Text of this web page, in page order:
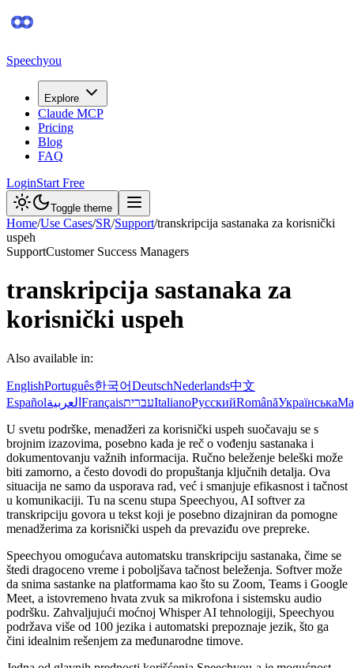
Speechyou
Explore
Claude MCP
Pricing
Blog
FAQ
LoginStart Free
Toggle theme
Home/Use Cases/SR/Support/transkripcija sastanaka za korisnički
uspeh
SupportCustomer Success Managers
transkripcija sastanaka za
korisnički uspeh
Also available in:
EnglishPortuguês한국어DeutschNederlands中文
Españolالعربية FrançaisעבריתItalianoРусскийRomânăУкраїнська
U svetu podrške, menadžeri za korisnički uspeh suočavaju se s
brojnim izazovima, posebno kada je reč o vođenju sastanaka i
dokumentovanju važnih informacija. Ručno beleženje beleški može
biti zamorno, a često dovodi do propuštanja ključnih detalja. Ova
situacija ne samo da usporava rad, već i smanjuje efikasnost i tačnost
u komunikaciji. Tu na scenu stupa Speechyou, AI softver za
transkripciju govora u tekst koji je posebno dizajniran da pomogne
menadžerima za korisnički uspeh da prevaziđu ove prepreke.
Speechyou omogućava automatsku transkripciju sastanaka, čime se
štedi dragoceno vreme i poboljšava tačnost beleženja. Softver može
da snima sastanke na platformama kao što su Zoom, Teams i Google
Meet, a istovremeno hvata zvuk sa mikrofona i sistemsku audio
podršku. Zahvaljujući moćnoj Whisper AI tehnologiji, Speechyou
podržava više od 100 jezika i automatski prepoznaje jezik, što ga
čini idealnim rešenjem za međunarodne timove.